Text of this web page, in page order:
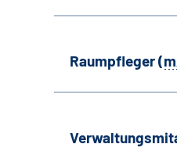
Raumpfleger (